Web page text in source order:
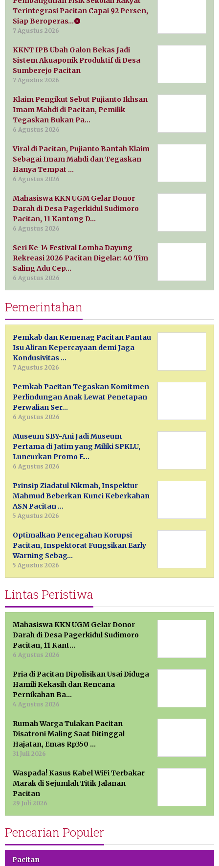
Terintegrasi Pacitan Capai 92 Persen,
Siap Beroperas…
7 Agustus 2026
KKNT IPB Ubah Galon Bekas Jadi
Sistem Akuaponik Produktif di Desa
Sumberejo Pacitan
7 Agustus 2026
Klaim Pengikut Sebut Pujianto Ikhsan
Imam Mahdi di Pacitan, Pemilik
Tegaskan Bukan Pa…
6 Agustus 2026
Viral di Pacitan, Pujianto Bantah Klaim
Sebagai Imam Mahdi dan Tegaskan
Hanya Tempat …
6 Agustus 2026
Mahasiswa KKN UGM Gelar Donor
Darah di Desa Pagerkidul Sudimoro
Pacitan, 11 Kantong D…
6 Agustus 2026
Seri Ke-14 Festival Lomba Dayung
Rekreasi 2026 Pacitan Digelar: 40 Tim
Saling Adu Cep…
6 Agustus 2026
Pemerintahan
Pemkab dan Kemenag Pacitan Pantau
Isu Aliran Kepercayaan demi Jaga
Kondusivitas …
7 Agustus 2026
Pemkab Pacitan Tegaskan Komitmen
Perlindungan Anak Lewat Penetapan
Perwalian Ser…
6 Agustus 2026
Museum SBY-Ani Jadi Museum
Pertama di Jatim yang Miliki SPKLU,
Luncurkan Promo E…
6 Agustus 2026
Prinsip Ziadatul Nikmah, Inspektur
Mahmud Beberkan Kunci Keberkahan
ASN Pacitan …
5 Agustus 2026
Optimalkan Pencegahan Korupsi
Pacitan, Inspektorat Fungsikan Early
Warning Sebag…
5 Agustus 2026
Lintas Peristiwa
Mahasiswa KKN UGM Gelar Donor
Darah di Desa Pagerkidul Sudimoro
Pacitan, 11 Kant…
6 Agustus 2026
Pria di Pacitan Dipolisikan Usai Diduga
Hamili Kekasih dan Rencana
Pernikahan Ba…
4 Agustus 2026
Rumah Warga Tulakan Pacitan
Disatroni Maling Saat Ditinggal
Hajatan, Emas Rp350 …
31 Juli 2026
Waspada! Kasus Kabel WiFi Terbakar
Marak di Sejumlah Titik Jalanan
Pacitan
29 Juli 2026
Pencarian Populer
Pacitan